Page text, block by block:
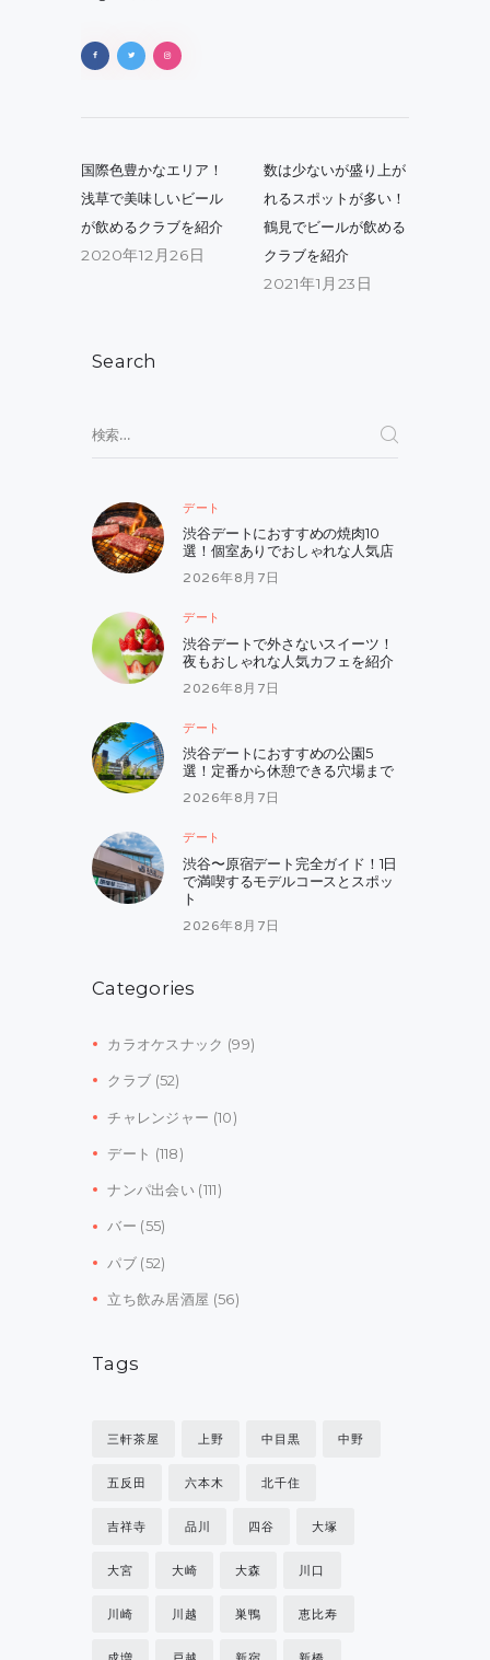
稿
ナ
ビ
Previous
国際色豊かなエリア！
浅草で美味しいビール
が飲めるクラブを紹介
2020年12月26日
Next
数は少ないが盛り上が
れるスポットが多い！
鶴見でビールが飲める
クラブを紹介
2021年1月23日
Search
索:
デート
渋谷デートにおすすめの焼肉10
選！個室ありでおしゃれな人気店
2026年8月7日
デート
渋谷デートで外さないスイーツ！
夜もおしゃれな人気カフェを紹介
2026年8月7日
デート
渋谷デートにおすすめの公園5
選！定番から休憩できる穴場まで
2026年8月7日
デート
渋谷〜原宿デート完全ガイド！1日
で満喫するモデルコースとスポッ
ト
2026年8月7日
Categories
カラオケスナック (99)
クラブ (52)
チャレンジャー (10)
デート (118)
ナンパ出会い (111)
バー (55)
パブ(52)
立ち飲み居酒屋 (56)
Tags
三軒茶屋 上野 中目黒 中野
五反田 六本木 北千住
吉祥寺 品川 四谷 大塚
大宮 大崎 大森 川口
川崎 川越 巣鴨 恵比寿